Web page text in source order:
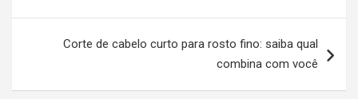
a
Corte de cabelo curto para rosto fino: saiba qual
combina com você